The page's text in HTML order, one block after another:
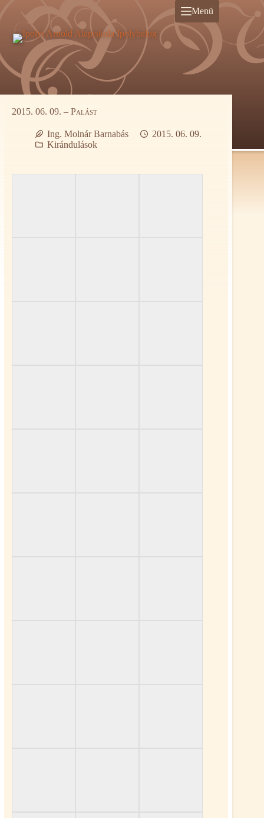
tartalomra
Menü
2015. 06. 09. – Palást
Ing. Molnár Barnabás
2015. 06. 09.
Kirándulások